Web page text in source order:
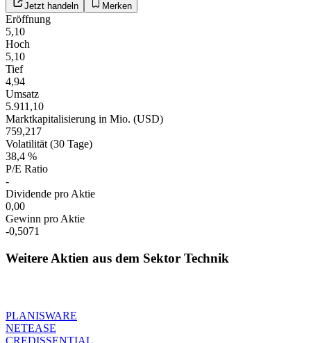
Jetzt handeln Merken
Eröffnung
5,10
Hoch
5,10
Tief
4,94
Umsatz
5.911,10
Marktkapitalisierung in Mio. (USD)
759,217
Volatilität (30 Tage)
38,4 %
P/E Ratio
-
Dividende pro Aktie
0,00
Gewinn pro Aktie
-0,5071
Weitere Aktien aus dem Sektor Technik
PLANISWARE
NETEASE
CREDISSENTIAL